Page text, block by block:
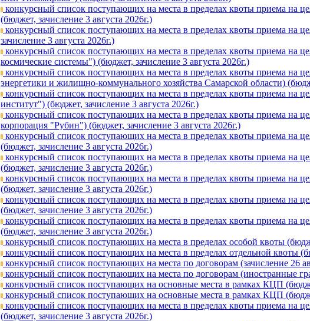
конкурсный список поступающих на места в пределах квоты приема
(бюджет, зачислениe 3 августа 2026г.)
конкурсный список поступающих на места в пределах квоты приема на
зачислениe 3 августа 2026г.)
конкурсный список поступающих на места в пределах квоты приема на
космические системы") (бюджет, зачислениe 3 августа 2026г.)
конкурсный список поступающих на места в пределах квоты приема на
энергетики и жилищно-коммунального хозяйства Самарской области)
конкурсный список поступающих на места в пределах квоты приема на
институт") (бюджет, зачислениe 3 августа 2026г.)
конкурсный список поступающих на места в пределах квоты приема на
корпорация "Рубин") (бюджет, зачислениe 3 августа 2026г.)
конкурсный список поступающих на места в пределах квоты приема
(бюджет, зачислениe 3 августа 2026г.)
конкурсный список поступающих на места в пределах квоты приема
(бюджет, зачислениe 3 августа 2026г.)
конкурсный список поступающих на места в пределах квоты приема
(бюджет, зачислениe 3 августа 2026г.)
конкурсный список поступающих на места в пределах квоты приема
(бюджет, зачислениe 3 августа 2026г.)
конкурсный список поступающих на места в пределах квоты приема
(бюджет, зачислениe 3 августа 2026г.)
конкурсный список поступающих на места в пределах особой квоты
конкурсный список поступающих на места в пределах отдельной квоты
конкурсный список поступающих на места по договорам (зачислениe 26
конкурсный список поступающих на места по договорам (иностранные
конкурсный список поступающих на основные места в рамках КЦП
конкурсный список поступающих на основные места в рамках КЦП
конкурсный список поступающих на места в пределах квоты приема на
(бюджет, зачислениe 3 августа 2026г.)